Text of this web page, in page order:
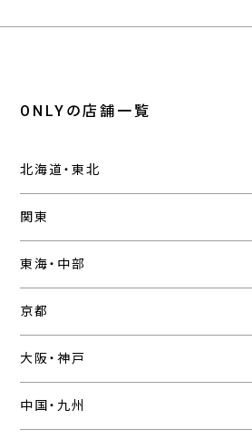
ONLYの店舗一覧
北海道・東北
関東
東海・中部
京都
大阪・神戸
中国・九州